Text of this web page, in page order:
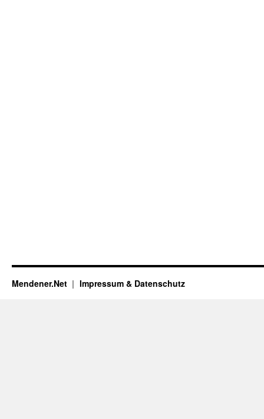
Mendener.Net Impressum & Datenschutz